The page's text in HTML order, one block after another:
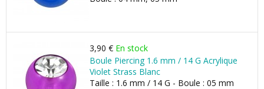
3,90 € En stock
Boule Piercing 1.6 mm / 14 G Acrylique
Violet Strass Blanc
Taille : 1.6 mm / 14 G - Boule : 05 mm